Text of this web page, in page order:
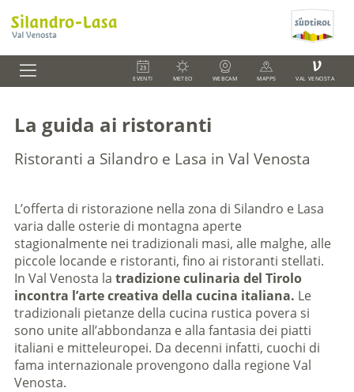
EVENTI METEO WEBCAM MAPPS
V
VAL VENOSTA
La guida ai ristoranti
Ristoranti a Silandro e Lasa in Val Venosta
L’offerta di ristorazione nella zona di Silandro e Lasa
varia dalle osterie di montagna aperte
stagionalmente nei tradizionali masi, alle malghe, alle
piccole locande e ristoranti, fino ai ristoranti stellati.
In Val Venosta la tradizione culinaria del Tirolo
incontra l’arte creativa della cucina italiana. Le
tradizionali pietanze della cucina rustica povera si
sono unite all’abbondanza e alla fantasia dei piatti
italiani e mitteleuropei. Da decenni infatti, cuochi di
fama internazionale provengono dalla regione Val
Venosta.